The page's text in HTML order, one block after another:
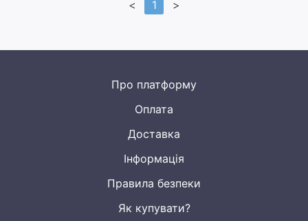
< 1 >
Про платформу
Оплата
Доставка
Інформація
Правила безпеки
Як купувати?